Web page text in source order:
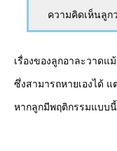
ความคิดเห็นลูก
เรื่องของลูกอาละวาดแ
ซึ่งสามารถหายเองได้
หากลูกมีพฤติกรรมแบบ